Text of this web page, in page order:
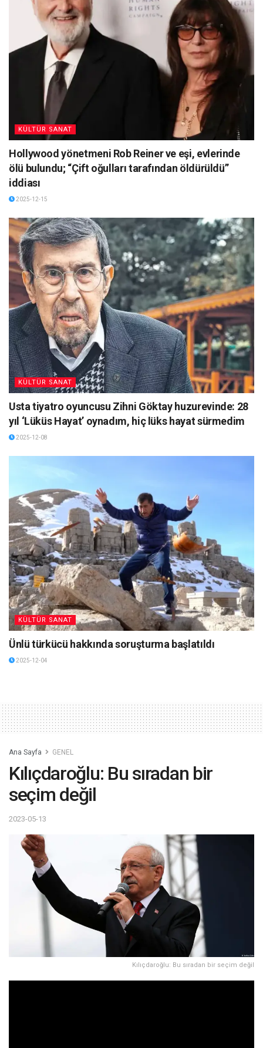
KÜLTÜR SANAT
Hollywood yönetmeni Rob Reiner ve eşi, evlerinde
ölü bulundu; “Çift oğulları tarafından öldürüldü”
iddiası
2025-12-15
KÜLTÜR SANAT
Usta tiyatro oyuncusu Zihni Göktay huzurevinde: 28
yıl ‘Lüküs Hayat’ oynadım, hiç lüks hayat sürmedim
2025-12-08
KÜLTÜR SANAT
Ünlü türkücü hakkında soruşturma başlatıldı
2025-12-04
Ana Sayfa GENEL
Kılıçdaroğlu: Bu sıradan bir
seçim değil
2023-05-13
Kılıçdaroğlu: Bu sıradan bir seçim değil